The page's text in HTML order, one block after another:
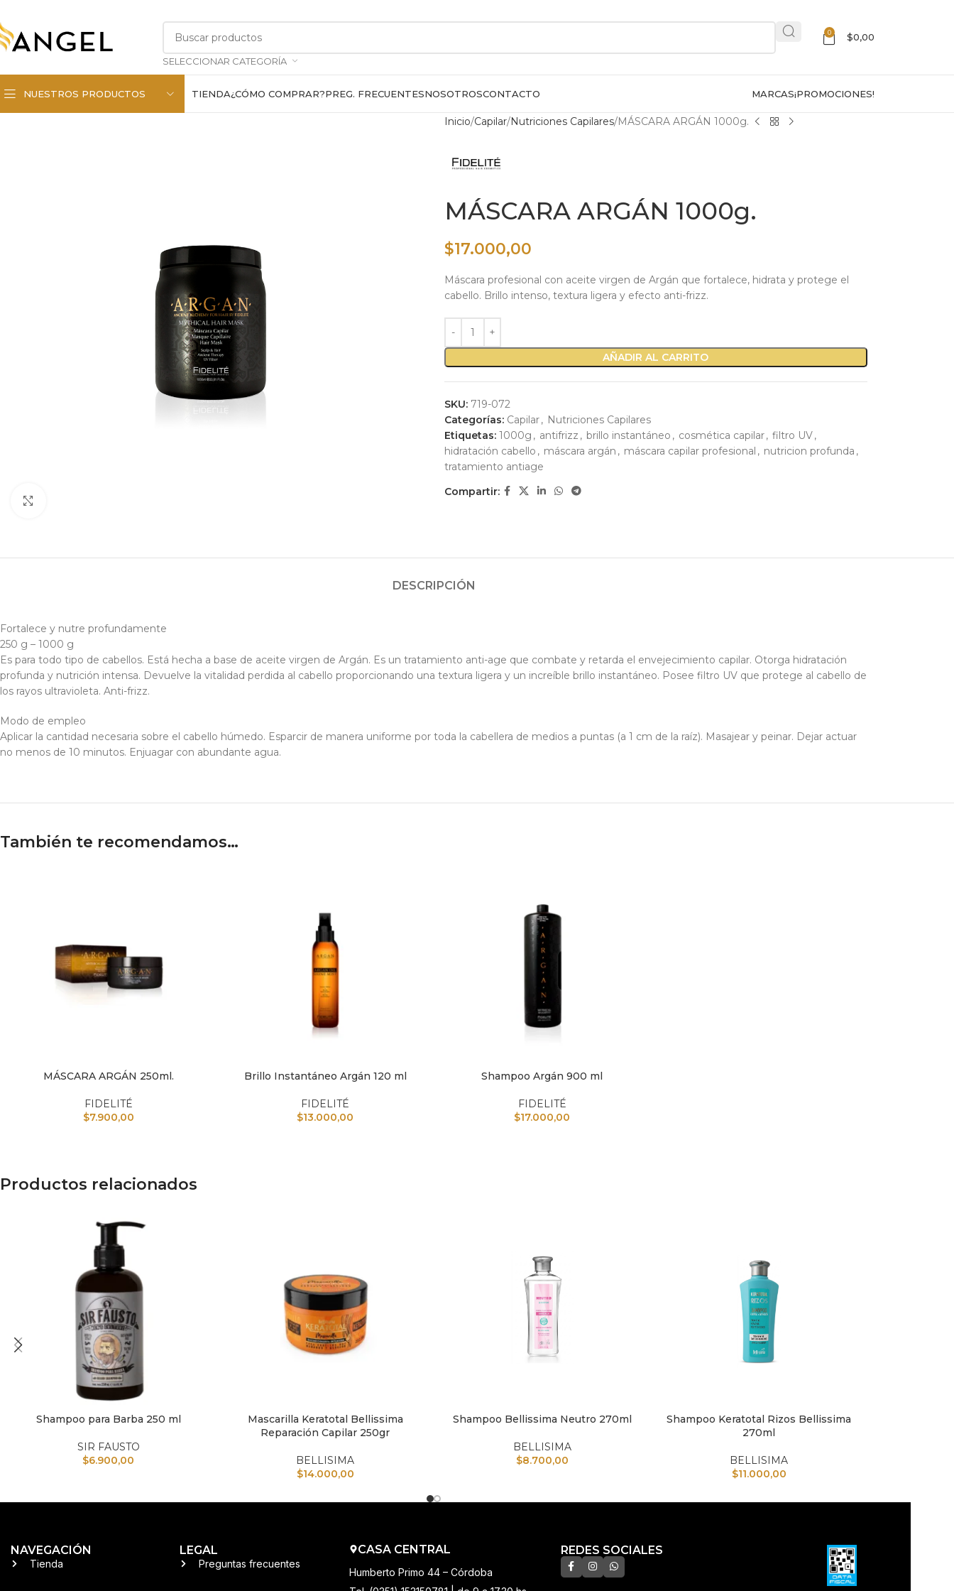
SELECCIONAR CATEGORÍA
0 $0,00
NUESTROS PRODUCTOS TIENDA¿CÓMO COMPRAR?PREG. FRECUENTESNOSOTROSCONTACTO MARCAS¡PROMOCIONES!
Inicio Capilar Nutriciones Capilares MÁSCARA ARGÁN 1000g.
MÁSCARA ARGÁN 1000g.
$17.000,00
Máscara profesional con aceite virgen de Argán que fortalece, hidrata y protege el
cabello. Brillo intenso, textura ligera y efecto anti-frizz.
AÑADIR AL CARRITO
SKU: 719-072
Categorías: Capilar, Nutriciones Capilares
Etiquetas: 1000g , antifrizz , brillo instantáneo , cosmética capilar, filtro UV,
hidratación cabello , máscara argán , máscara capilar profesional , nutricion profunda ,
tratamiento antiage
Compartir:
DESCRIPCIÓN
Fortalece y nutre profundamente
250 g – 1000 g
Es para todo tipo de cabellos. Está hecha a base de aceite virgen de Argán. Es un tratamiento anti-age que combate y retarda el envejecimiento capilar. Otorga hidratación
profunda y nutrición intensa. Devuelve la vitalidad perdida al cabello proporcionando una textura ligera y un increíble brillo instantáneo. Posee filtro UV que protege al cabello de
los rayos ultravioleta. Anti-frizz.
Modo de empleo
Aplicar la cantidad necesaria sobre el cabello húmedo. Esparcir de manera uniforme por toda la cabellera de medios a puntas (a 1 cm de la raíz). Masajear y peinar. Dejar actuar
no menos de 10 minutos. Enjuagar con abundante agua.
También te recomendamos…
AÑADIR AL CARRITO
MÁSCARA ARGÁN 250ml.
FIDELITÉ
$7.900,00
AÑADIR AL CARRITO
Brillo Instantáneo Argán 120 ml
FIDELITÉ
$13.000,00
AÑADIR AL CARRITO
Shampoo Argán 900 ml
FIDELITÉ
$17.000,00
Productos relacionados
AÑADIR AL CARRITO
Shampoo para Barba 250 ml
SIR FAUSTO
$6.900,00
AÑADIR AL CARRITO
Mascarilla Keratotal Bellissima
Reparación Capilar 250gr
BELLISIMA
$14.000,00
AÑADIR AL CARRITO
Shampoo Bellissima Neutro 270ml
BELLISIMA
$8.700,00
AÑADIR AL CARRITO
Shampoo Keratotal Rizos Bellissima
270ml
BELLISIMA
$11.000,00
NAVEGACIÓN
Tienda
LEGAL
Preguntas frecuentes
CASA CENTRAL
Humberto Primo 44 – Córdoba
REDES SOCIALES